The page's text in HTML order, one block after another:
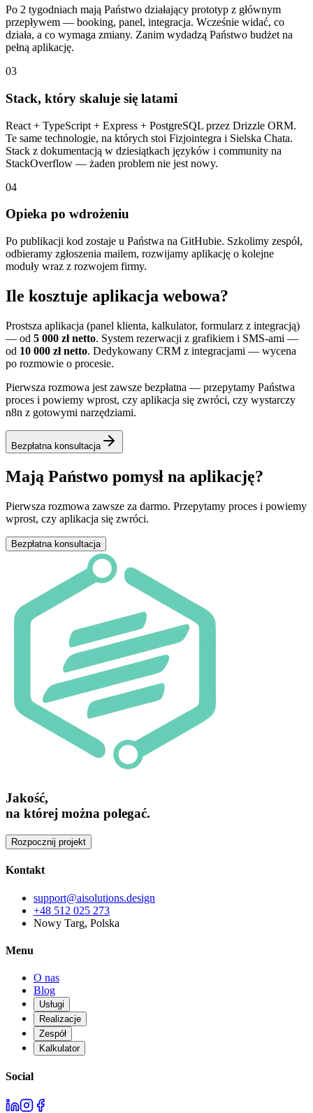
Po 2 tygodniach mają Państwo działający prototyp z głównym
przepływem — booking, panel, integracja. Wcześnie widać, co
działa, a co wymaga zmiany. Zanim wydadzą Państwo budżet na
pełną aplikację.
03
Stack, który skaluje się latami
React + TypeScript + Express + PostgreSQL przez Drizzle ORM.
Te same technologie, na których stoi Fizjointegra i Sielska Chata.
Stack z dokumentacją w dziesiątkach języków i community na
StackOverflow — żaden problem nie jest nowy.
04
Opieka po wdrożeniu
Po publikacji kod zostaje u Państwa na GitHubie. Szkolimy zespół,
odbieramy zgłoszenia mailem, rozwijamy aplikację o kolejne
moduły wraz z rozwojem firmy.
Ile kosztuje aplikacja webowa?
Prostsza aplikacja (panel klienta, kalkulator, formularz z integracją)
— od 5 000 zł netto. System rezerwacji z grafikiem i SMS-ami —
od 10 000 zł netto. Dedykowany CRM z integracjami — wycena
po rozmowie o procesie.
Pierwsza rozmowa jest zawsze bezpłatna — przepytamy Państwa
proces i powiemy wprost, czy aplikacja się zwróci, czy wystarczy
n8n z gotowymi narzędziami.
Bezpłatna konsultacja
Mają Państwo pomysł na aplikację?
Pierwsza rozmowa zawsze za darmo. Przepytamy proces i powiemy
wprost, czy aplikacja się zwróci.
Bezpłatna konsultacja
Jakość,
na której można polegać.
Rozpocznij projekt
Kontakt
support@aisolutions.design
+48 512 025 273
Nowy Targ, Polska
Menu
O nas
Blog
Usługi
Realizacje
Zespół
Kalkulator
Social